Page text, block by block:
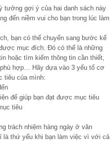
tưởng gợi ý của hai danh sách này
đến niềm vui cho bạn trong lúc làm
bạn có thể chuyển sang bước kế
mục đích. Đó có thể là những
hoặc tìm kiếm thông tin cần thiết,
hợp… Hãy dựa vào 3 yếu tố cơ
tiêu của mình:
để giúp bạn đạt được mục tiêu
tiêu
trách nhiệm hàng ngày ở văn
là thứ yếu khi bạn làm việc vì với cả